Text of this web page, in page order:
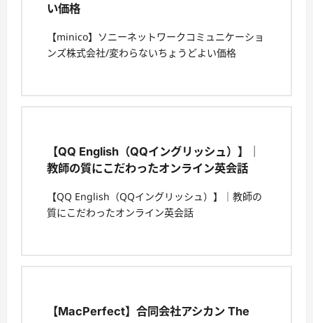
い価格
【minico】ソニーネットワークコミュニケーショ
ンズ株式会社/変わらないちょうどよい価格
【QQ English（QQイングリッシュ）】｜
教師の質にこだわったオンライン英会話
【QQ English（QQイングリッシュ）】｜教師の
質にこだわったオンライン英会話
【MacPerfect】合同会社アシカン The